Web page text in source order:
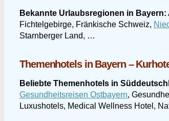
Bekannte Urlaubsregionen in Bayern:
Fichtelgebirge, Fränkische Schweiz,
Starnberger Land, …
Themenhotels in Bayern –
Beliebte Themenhotels in
Gesundheitsreisen Ostbayern,
Luxushotels, Medical Wellness Hotel,